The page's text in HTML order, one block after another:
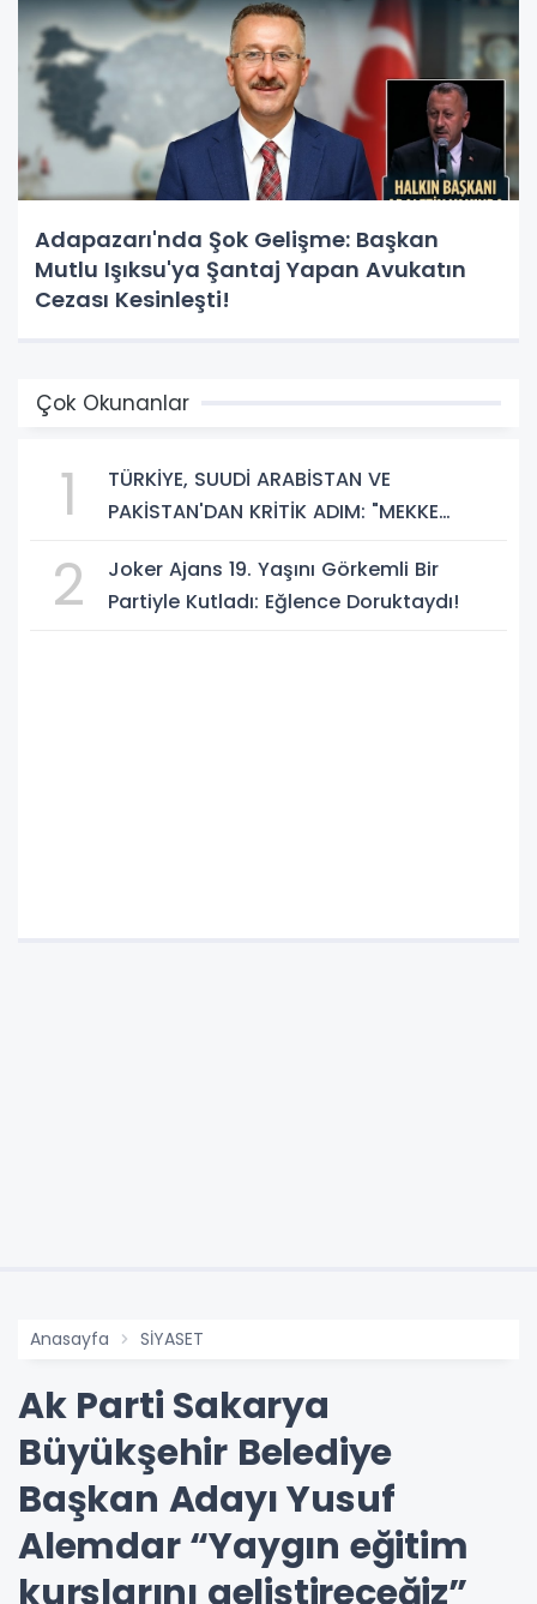
Adapazarı'nda Şok Gelişme: Başkan
Mutlu Işıksu'ya Şantaj Yapan Avukatın
Cezası Kesinleşti!
Çok Okunanlar
1
TÜRKİYE, SUUDİ ARABİSTAN VE
PAKİSTAN'DAN KRİTİK ADIM: "MEKKE
2
Joker Ajans 19. Yaşını Görkemli Bir
Partiyle Kutladı: Eğlence Doruktaydı!
Anasayfa SİYASET
Ak Parti Sakarya
Büyükşehir Belediye
Başkan Adayı Yusuf
Alemdar “Yaygın eğitim
kurslarını geliştireceğiz”